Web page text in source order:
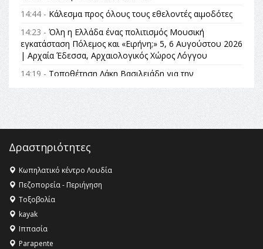
14:44 - Κάλεσμα προς όλους τους εθελοντές αιμοδότες
14:23 - Όλη η Ελλάδα ένας πολιτισμός Μουσική
εγκατάσταση Πόλεμος και «Ειρήνη;» 5, 6 Αυγούστου 2026
| Αρχαία Έδεσσα, Αρχαιολογικός Χώρος Λόγγου
14:19 - Τοποθέτηση Λάκη Βασιλειάδη για την
θεσμικές διαδικασίες υπάρχει μόνο η ευθύνη απέναντι
στις επόμενες γενιές»
16:35 -Το πρόγραμμα του ΠΑΟΚ στον δεύτερο γύρο του
16:27 - Όλυμπος: Εντάχθηκε στον Κατάλογο Παγκόσμιας
Κληρονομιάς της UNESCO – Ομόφωνη η απόφαση Ο
Όλυμπος αναγνωρίστηκε ως φυσικό και πολιτιστικό
αγαθό εξέχουσας οικουμενικής αξίας για την
ανθρωπότητα
16:18 -
ΣΤΗΝ ΕΔΕΣΣΑ
Δραστηριότητες
Κωπηλατικό κέντρο Λουδία
Πεζοπορεία - Περιήγηση
Τοξοβολία
kayak
Ιππασία
Parapente